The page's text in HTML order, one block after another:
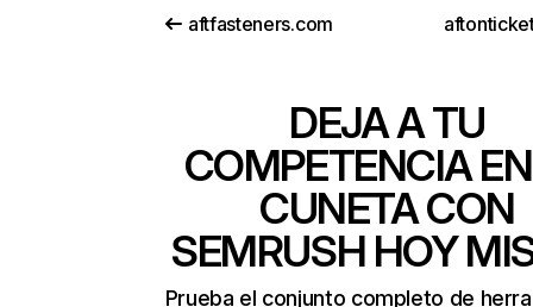
aftfasteners.com
DEJA A TU
COMPETENCIA
CUNETA CON
SEMRUSH HOY
Prueba el conjunto completo de